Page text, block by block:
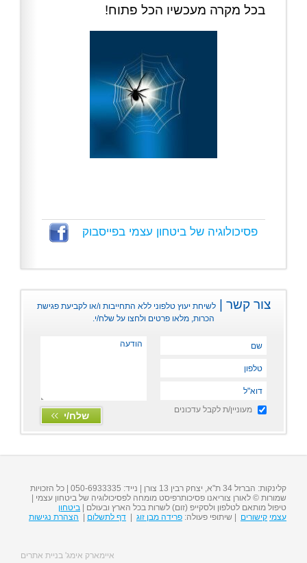
בכל מקרה מעכשיו הכל פתוח!
פסיכולוגיה של ביטחון עצמי בפייסבוק
צור קשר |לשיחת יעוץ טלפוני ללא התחייבות ו/או לקביעת פגישת
הכרות, מלאו פרטים ולחצו על שלח/י.
מעוניין/ת לקבל עדכונים
קלינקות: הברזל 34 ת"א, יצחק רבין 13 צורן | נייד: 050-6933335 | כל הזכויות
שמורות © לאורן צוריאנו פסיכותרפיסט מומחה לפסיכולוגיה של ביטחון עצמי |
טיפול מותאם לטלפון ולסקייפ (זום) לשרות בכל הארץ ובעולם | ביטחון
עצמי קישורים | שיתופי פעולה: פרידה מבן זוג דף לתשלום הצהרת נגישות
איימארק אימג' בניית אתרים